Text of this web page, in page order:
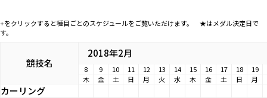
+をクリックすると種目ごとのスケジュールをご覧いただけます。 ★はメダル決定日で
す。
競技名
2018年2月
8 9 10 11 12 13 14 15 16 17 18 19
木
金 土 日 月 火 水 木 金 土 日 月
カーリング